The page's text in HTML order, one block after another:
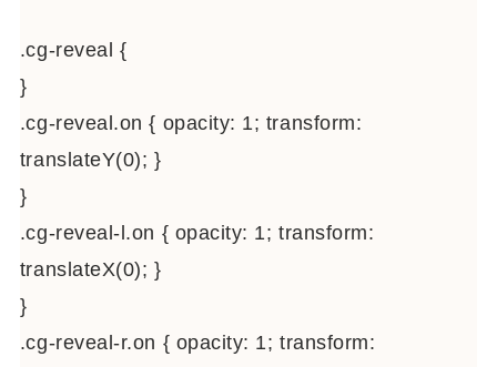
.cg-reveal {
}
.cg-reveal.on { opacity: 1; transform:
translateY(0); }
}
.cg-reveal-l.on { opacity: 1; transform:
translateX(0); }
}
.cg-reveal-r.on { opacity: 1; transform: